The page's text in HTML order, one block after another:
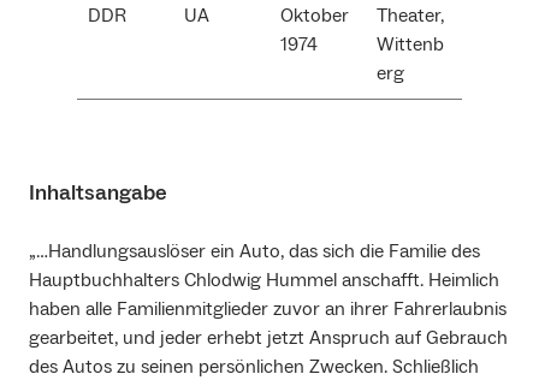
DDR UA
Oktober
1974
Theater,
Wittenb
erg
Inhaltsangabe
„…Handlungsauslöser ein Auto, das sich die Familie des
Hauptbuchhalters Chlodwig Hummel anschafft. Heimlich
haben alle Familienmitglieder zuvor an ihrer Fahrerlaubnis
gearbeitet, und jeder erhebt jetzt Anspruch auf Gebrauch
des Autos zu seinen persönlichen Zwecken. Schließlich